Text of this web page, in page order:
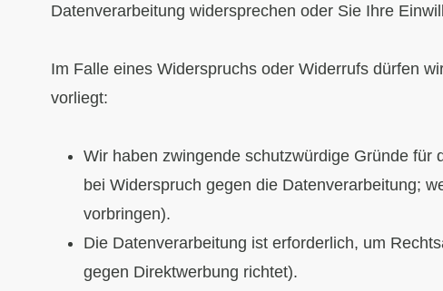
Datenverarbeitung widersprechen oder Sie Ihre
Im Falle eines Widerspruchs oder Widerrufs dürfen
vorliegt:
Wir haben zwingende schutzwürdige Gründe
bei Widerspruch gegen die Datenverarbeitung;
vorbringen).
Die Datenverarbeitung ist erforderlich, um
gegen Direktwerbung richtet).